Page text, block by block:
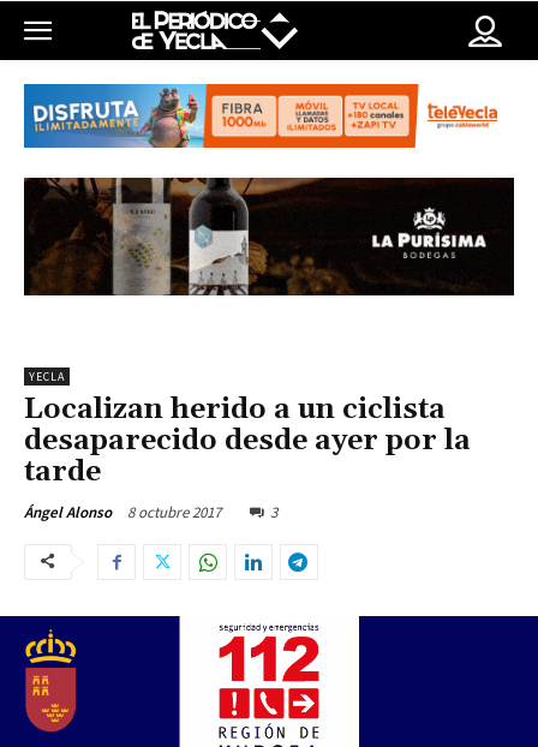
YECLA
Localizan herido a un ciclista
desaparecido desde ayer por la
tarde
Ángel Alonso 8 octubre 2017 3